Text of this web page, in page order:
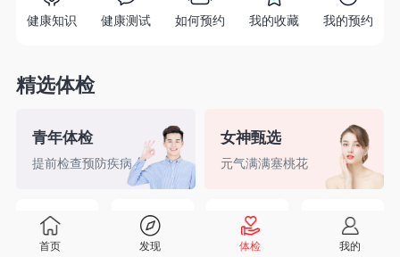
健康知识 健康测试 如何预约 我的收藏 我的预约
精选体检
青年体检
提前检查预防疾病
女神甄选
元气满满塞桃花
精英白领 备孕检查 入职体检 婚前检查
首页 发现 体检 我的